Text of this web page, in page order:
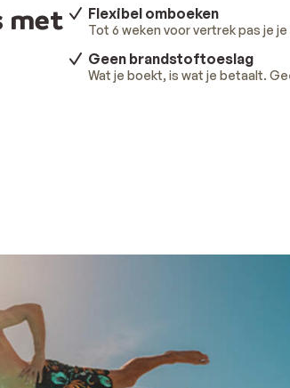
met
Flexibel omboeken
Tot 6 weken voor vertrek pas je je
Geen brandstoftoeslag
Wat je boekt, is wat je betaalt.